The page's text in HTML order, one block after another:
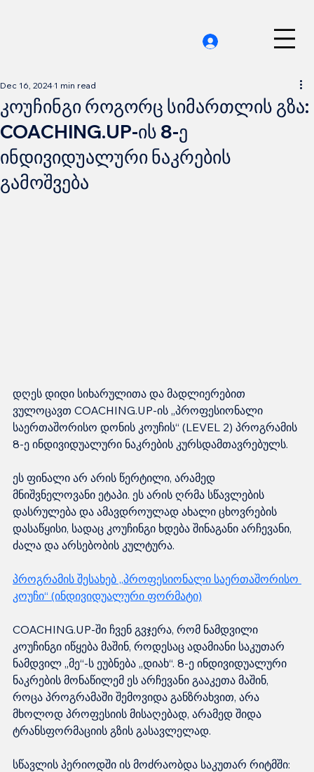
კოუჩინგი როგორც სიმართლის გზა:
COACHING.UP-ის 8-ე
ინდივიდუალური ნაკრების
გამოშვება
Dec 16, 2024 1 min read
დღეს დიდი სიხარულითა და მადლიერებით
ვულოცავთ COACHING.UP-ის „პროფესიონალი
საერთაშორისო დონის კოუჩის“ (LEVEL 2) პროგრამის
8-ე ინდივიდუალური ნაკრების კურსდამთავრებულს.
ეს ფინალი არ არის წერტილი, არამედ
მნიშვნელოვანი ეტაპი. ეს არის ღრმა სწავლების
დასრულება და ამავდროულად ახალი ცხოვრების
დასაწყისი, სადაც კოუჩინგი ხდება შინაგანი არჩევანი,
ძალა და არსებობის კულტურა.
პროგრამის შესახებ „პროფესიონალი საერთაშორისო
კოუჩი“ (ინდივიდუალური ფორმატი)
COACHING.UP-ში ჩვენ გვჯერა, რომ ნამდვილი
კოუჩინგი იწყება მაშინ, როდესაც ადამიანი საკუთარ
ნამდვილ „მე“-ს ეუბნება „დიახ“. 8-ე ინდივიდუალური
ნაკრების მონაწილემ ეს არჩევანი გააკეთა მაშინ,
როცა პროგრამაში შემოვიდა განზრახვით, არა
მხოლოდ პროფესიის მისაღებად, არამედ შიდა
ტრანსფორმაციის გზის გასავლელად.
სწავლის პერიოდში ის მოძრაობდა საკუთარ რიტმში: